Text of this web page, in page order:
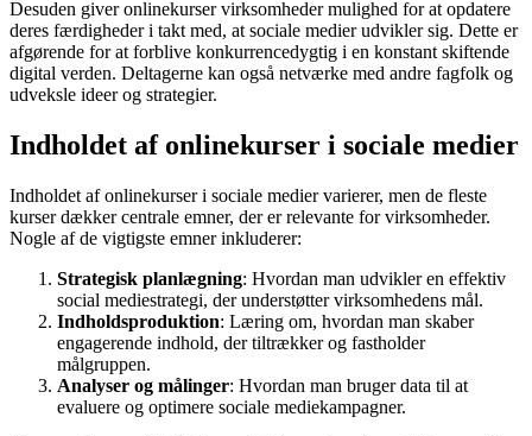
Desuden giver onlinekurser virksomheder mulighed for at opdatere
deres færdigheder i takt med, at sociale medier udvikler sig. Dette er
afgørende for at forblive konkurrencedygtig i en konstant skiftende
digital verden. Deltagerne kan også netværke med andre fagfolk og
udveksle ideer og strategier.
Indholdet af onlinekurser i sociale medier
Indholdet af onlinekurser i sociale medier varierer, men de fleste
kurser dækker centrale emner, der er relevante for virksomheder.
Nogle af de vigtigste emner inkluderer:
Strategisk planlægning: Hvordan man udvikler en effektiv
social mediestrategi, der understøtter virksomhedens mål.
Indholdsproduktion: Læring om, hvordan man skaber
engagerende indhold, der tiltrækker og fastholder
målgruppen.
Analyser og målinger: Hvordan man bruger data til at
evaluere og optimere sociale mediekampagner.